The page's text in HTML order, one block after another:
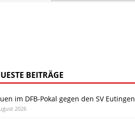
BEITRÄGE
im DFB-Pokal gegen den SV Eutingen
2026